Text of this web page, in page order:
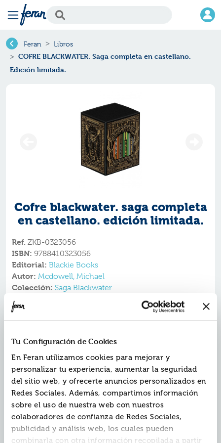
Tu Configuración de Cookies
En Feran utilizamos cookies para mejorar y
personalizar tu experiencia, aumentar la seguridad
del sitio web, y ofrecerte anuncios personalizados en
Redes Sociales. Además, compartimos información
sobre el uso de nuestra web con nuestros
colaboradores de confianza de Redes Sociales,
publicidad y análisis web, los cuales pueden
combinarla con otra información recopilada a partir
Feran Libros
COFRE BLACKWATER. Saga completa en castellano.
Edición limitada.
Cofre blackwater. saga completa
en castellano. edición limitada.
Ref. ZKB-0323056
ISBN: 9788410323056
Editorial: Blackie Books
Autor: Mcdowell, Michael
Colección: Saga Blackwater
Fecha de edición:
EDICIÓN LIMITADA PARA COLECCIONISTAS. LA
SAGA COMPLETA .Incluye los 6 volúmenes y
contenido extra exclusivo.
La épica saga de la familia Caskey. Un fenómeno
editorial sin precedentes. EL LIBRO MÁS VENDIDO
DEL AÑO.
Una saga matriarcal con tintes de terror ambientada en
la Alabama de la primera mitad de siglo. Mujeres
poderosas que luchan por el dominio durante